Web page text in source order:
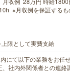
※月収例を保証する
限として実費支給
にて以下の業務をお任
社内外関係者との連絡